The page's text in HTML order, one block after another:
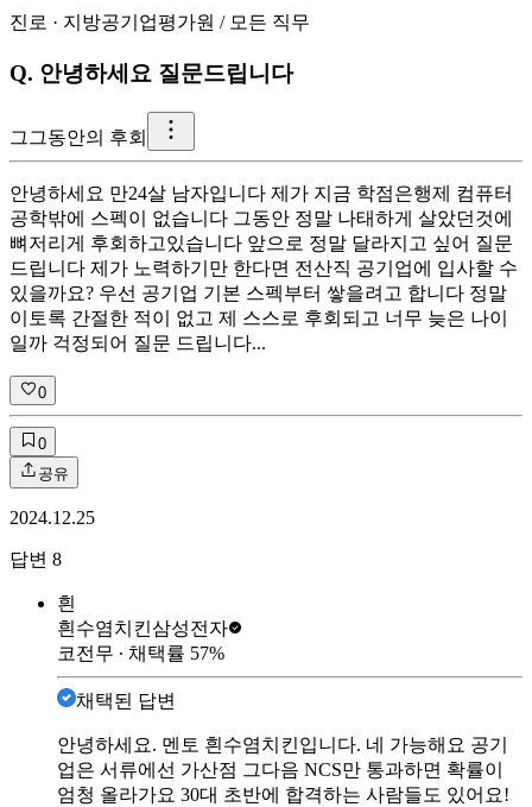
진로 · 지방공기업평가원 / 모든 직무
Q. 안녕하세요 질문드립니다
그 그동안의 후회
안녕하세요 만24살 남자입니다 제가 지금 학점은행제 컴퓨터
공학밖에 스펙이 없습니다 그동안 정말 나태하게 살았던것에
뼈저리게 후회하고있습니다 앞으로 정말 달라지고 싶어 질문
드립니다 제가 노력하기만 한다면 전산직 공기업에 입사할 수
있을까요? 우선 공기업 기본 스펙부터 쌓을려고 합니다 정말
이토록 간절한 적이 없고 제 스스로 후회되고 너무 늦은 나이
일까 걱정되어 질문 드립니다...
0
0
공유
2024.12.25
답변 8
흰
흰수염치킨삼성전자
코전무 ∙ 채택률 57%
채택된 답변
안녕하세요. 멘토 흰수염치킨입니다. 네 가능해요 공기
업은 서류에선 가산점 그다음 NCS만 통과하면 확률이
엄청 올라가요 30대 초반에 합격하는 사람들도 있어요!